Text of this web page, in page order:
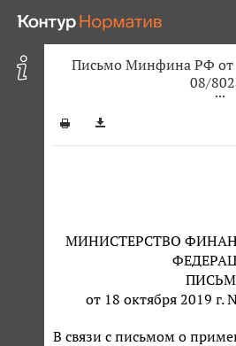
Письмо Минфина РФ от
08/
МИНИСТЕРСТВО
от 18 октября 2019 г.
В связи с письмом о